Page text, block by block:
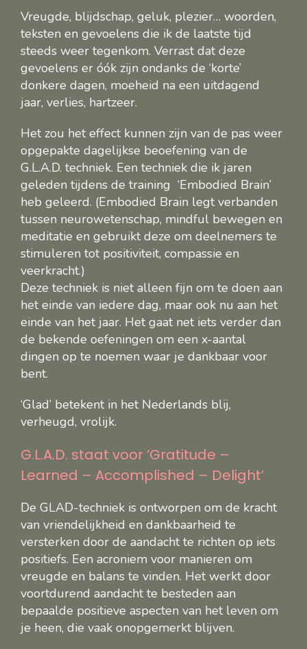
Vreugde, blijdschap, geluk, plezier… woorden,
teksten en gevoelens die ik de laatste tijd
steeds weer tegenkom. Verrast dat deze
gevoelens er óók zijn ondanks de ‘korte’
donkere dagen, moeheid na een uitdagend
jaar, verlies, hartzeer.
Het zou het effect kunnen zijn van de pas weer
opgepakte dagelijkse beoefening van de
G.L.A.D. techniek. Een techniek die ik jaren
geleden tijdens de training ‘Embodied Brain’
heb geleerd. (Embodied Brain legt verbanden
tussen neurowetenschap, mindful bewegen en
meditatie en gebruikt deze om deelnemers te
stimuleren tot positiviteit, compassie en
veerkracht.)
Deze techniek is niet alleen fijn om te doen aan
het einde van iedere dag, maar ook nu aan het
einde van het jaar. Het gaat net iets verder dan
de bekende oefeningen om een x-aantal
dingen op te noemen waar je dankbaar voor
bent.
‘Glad’ betekent in het Nederlands blij,
verheugd, vrolijk.
G.L.A.D. staat voor ‘Gratitude –
Learned – Accomplished – Delight’
De GLAD-techniek is ontworpen om de kracht
van vriendelijkheid en dankbaarheid te
versterken door de aandacht te richten op iets
positiefs. Een acroniem voor manieren om
vreugde en balans te vinden. Het werkt door
voortdurend aandacht te besteden aan
bepaalde positieve aspecten van het leven om
je heen, die vaak onopgemerkt blijven.